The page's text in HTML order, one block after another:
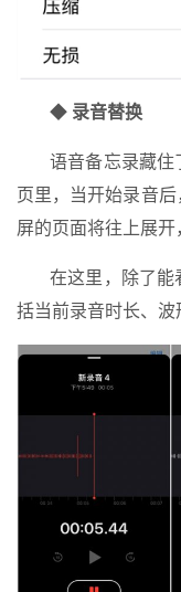
◆ 录音替换
语音备忘录藏住
页里，当开始录音
屏的页面将往上展开
在这里，除了能
括当前录音时长、波